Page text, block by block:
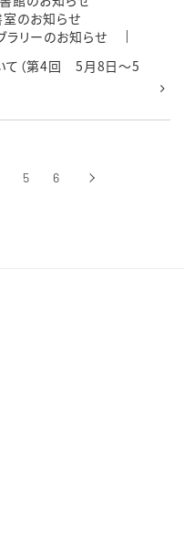
室のお知らせ
ラリーのお知らせ
て（第4回 5月8日～5
5 6 ›次へ